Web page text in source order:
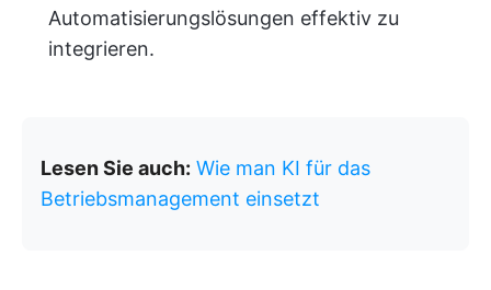
Automatisierungslösungen effektiv zu
integrieren.
Lesen Sie auch: Wie man KI für das
Betriebsmanagement einsetzt